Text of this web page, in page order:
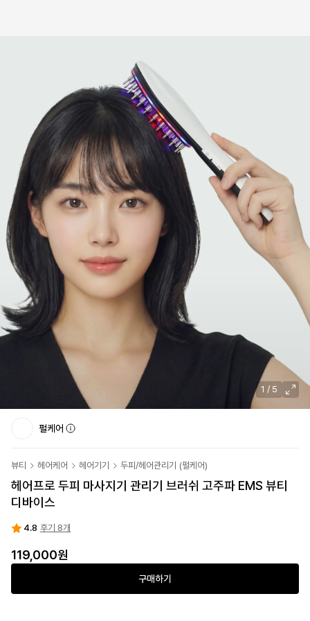
1 / 5
펄케어
뷰티 헤어케어 헤어기기 두피/헤어관리기 (펄케어)
헤어프로 두피 마사지기 관리기 브러쉬 고주파 EMS 뷰티
디바이스
4.8 후기 8개
119,000원
구매하기